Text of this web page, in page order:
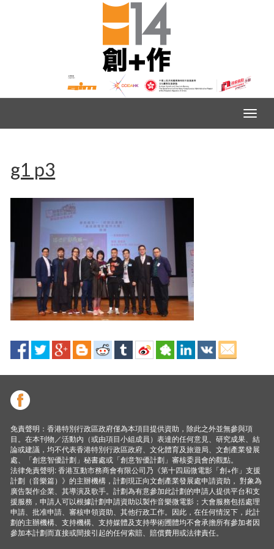
g1 p3
免責聲明：香港特別行政區政府僅為本項目提供資助，除此之外並無參與項
目。在本刊物／活動內（或由項目小組成員）表達的任何意見、研究成果、結
論或建議，均不代表香港特別行政區政府、文化體育及旅遊局、文創產業發展
處、「創意智優計劃」秘書處或「創意智優計劃」審核委員會的觀點。
法律免責聲明: 香港互動市務商會有限公司乃《第十四屆微電影「創+作」支援
計劃（音樂篇）》的主辦機構，計劃現正向文創產業發展處申請資助， 對象為
廣告製作企業、其導演及歌手。計劃為有意參加此計劃的申請人提供平台和支
援服務，申請人可以根據計劃申請資助以製作音樂微電影；大會服務包括處理
申請、批准申請、審核申領資助、其他行政工作。因此，在任何情況下，此計
劃的主辦機構、支持機構、支持媒體及支持學術圑體均不會承擔所有參加者因
參加本計劃而直接或間接引起的任何索賠、賠償費用或法律責任。